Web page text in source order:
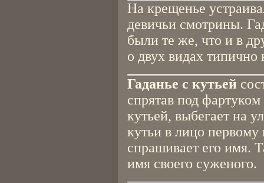
На крещенье
девичьи смотрины.
были те же, что и в
о двух видах
Гаданье с кутьей
спрятав под
кутьей, выбегает на
кутьи в лицо
спрашивает его имя.
имя своего суженого.